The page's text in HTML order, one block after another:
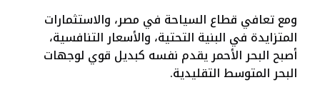
ومع تعافي قطاع السياحة في مصر، والاستثمارات
المتزايدة في البنية التحتية، والأسعار التنافسية،
أصبح البحر الأحمر يقدم نفسه كبديل قوي لوجهات
البحر المتوسط التقليدية.